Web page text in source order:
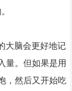
大脑会更好地记
量。但如果是用
，然后又开始吃